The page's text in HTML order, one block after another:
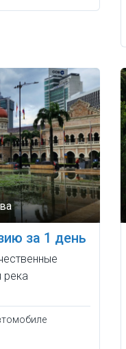
за 1 день
река